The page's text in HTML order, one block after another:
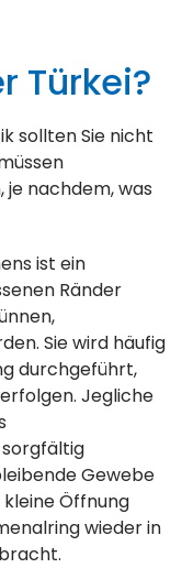
Türkei?
sollten Sie nicht
nachdem, was
ist ein
Ränder
Sie wird häufig
durchgeführt,
Jegliche
Gewebe
Öffnung
wieder in